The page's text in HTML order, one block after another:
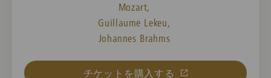
Mozart,
Guillaume Lekeu,
Johannes Brahms
チケットを購入する